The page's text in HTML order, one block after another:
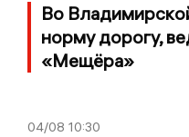
Во
норму дорогу,
«Мещёра»
04/08 10:30